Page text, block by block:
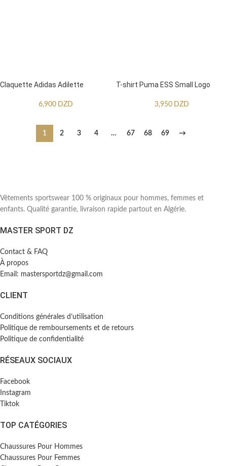
Claquette Adidas Adilette
6,900 DZD
T-shirt Puma ESS Small Logo
3,950 DZD
1 2 3 4 … 67 68 69 →
Vêtements sportswear 100 % originaux pour hommes, femmes et
enfants. Qualité garantie, livraison rapide partout en Algérie.
MASTER SPORT DZ
Contact & FAQ
À propos
Email: mastersportdz@gmail.com
CLIENT
Conditions générales d’utilisation
Politique de remboursements et de retours
Politique de confidentialité
RÉSEAUX SOCIAUX
Facebook
Instagram
Tiktok
TOP CATÉGORIES
Chaussures Pour Hommes
Chaussures Pour Femmes